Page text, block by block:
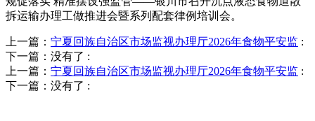
拆运输办理工做推进会暨系列配套律例培训会。
上一篇： 宁夏回族自治区市场监视办理厅2026年食物平安监 :
下一篇：没有了 :
上一篇： 宁夏回族自治区市场监视办理厅2026年食物平安监 :
下一篇：没有了 :